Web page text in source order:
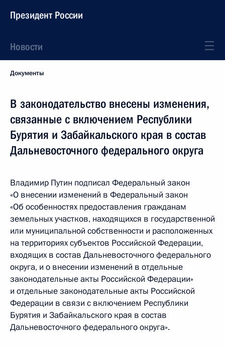
Президент России
Новости
Документы
В законодательство внесены изменения,
связанные с включением Республики
Бурятия и Забайкальского края в состав
Дальневосточного федерального округа
Владимир Путин подписал Федеральный закон
«О внесении изменений в Федеральный закон
«Об особенностях предоставления гражданам
земельных участков, находящихся в государственной
или муниципальной собственности и расположенных
на территориях субъектов Российской Федерации,
входящих в состав Дальневосточного федерального
округа, и о внесении изменений в отдельные
законодательные акты Российской Федерации»
и отдельные законодательные акты Российской
Федерации в связи с включением Республики
Бурятия и Забайкальского края в состав
Дальневосточного федерального округа».